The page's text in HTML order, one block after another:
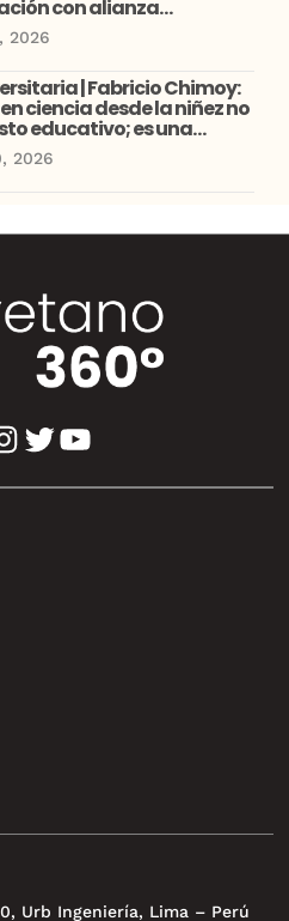
con alianza
entre Perú y Corea
2026
| Fabricio Chimoy:
ciencia desde la niñez no
educativo; es una
desarrollo”
2026
twitter youtube
Urb Ingeniería, Lima – Perú